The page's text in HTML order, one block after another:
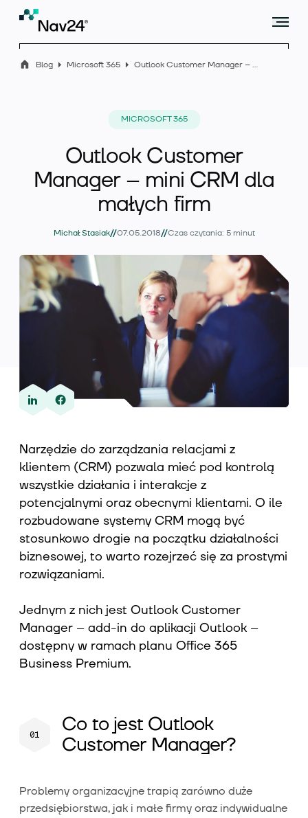
Usługi
Kontakt
Blog Microsoft 365 Outlook Customer Manager – mini CRM dla małych firm
MICROSOFT 365
Outlook Customer
Manager – mini CRM dla
małych firm
Michał Stasiak//07.05.2018//Czas czytania: 5 minut
Narzędzie do zarządzania relacjami z
klientem (CRM) pozwala mieć pod kontrolą
wszystkie działania i interakcje z
potencjalnymi oraz obecnymi klientami. O ile
rozbudowane systemy CRM mogą być
stosunkowo drogie na początku działalności
biznesowej, to warto rozejrzeć się za prostymi
rozwiązaniami.
Jednym z nich jest Outlook Customer
Manager – add-in do aplikacji Outlook –
dostępny w ramach planu Office 365
Business Premium.
Co to jest Outlook
Customer Manager?
Problemy organizacyjne trapią zarówno duże
przedsiębiorstwa, jak i małe firmy oraz indywidualne